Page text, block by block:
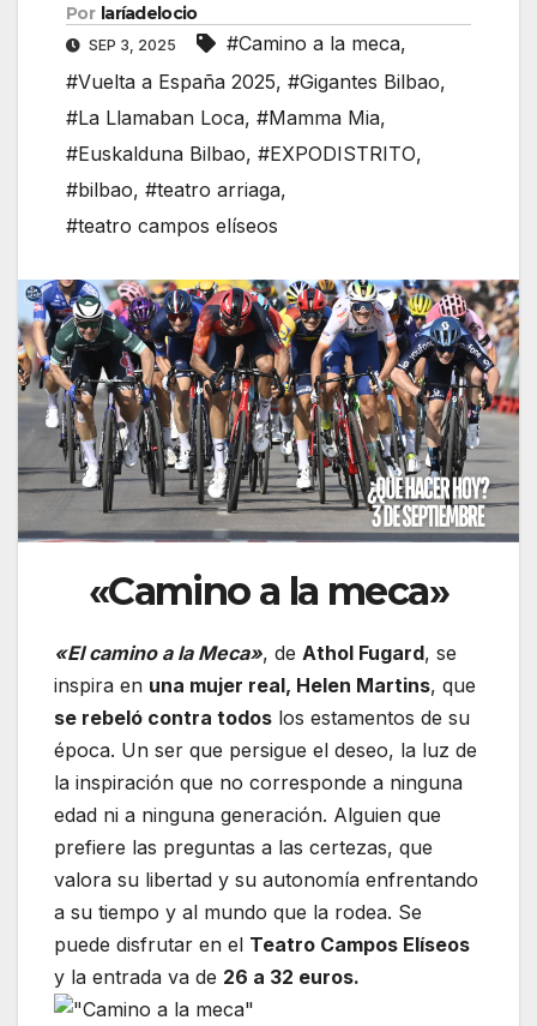
Por laríadelocio
SEP 3, 2025 #Camino a la meca,
#Vuelta a España 2025, #Gigantes Bilbao,
#La Llamaban Loca, #Mamma Mia,
#Euskalduna Bilbao, #EXPODISTRITO,
#bilbao, #teatro arriaga,
#teatro campos elíseos
«Camino a la meca»
«El camino a la Meca», de Athol Fugard, se
inspira en una mujer real, Helen Martins, que
se rebeló contra todos los estamentos de su
época. Un ser que persigue el deseo, la luz de
la inspiración que no corresponde a ninguna
edad ni a ninguna generación. Alguien que
prefiere las preguntas a las certezas, que
valora su libertad y su autonomía enfrentando
a su tiempo y al mundo que la rodea. Se
puede disfrutar en el Teatro Campos Elíseos
y la entrada va de 26 a 32 euros.